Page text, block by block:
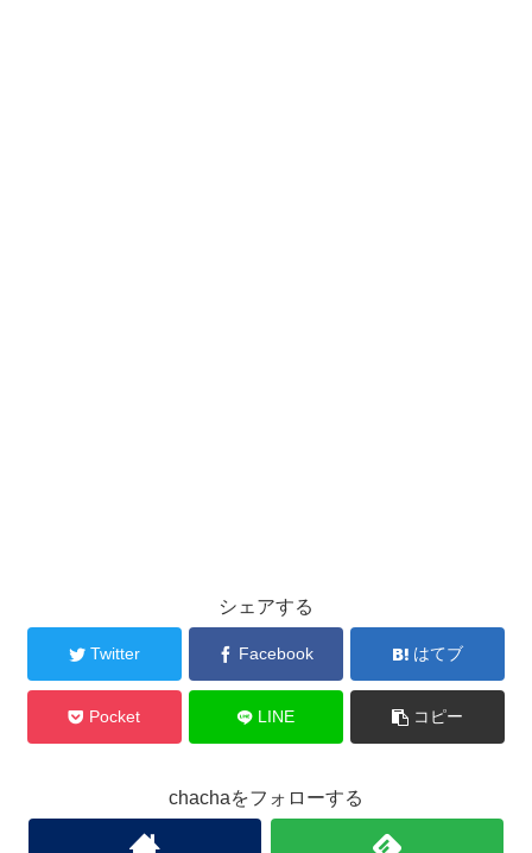
シェアする
Twitter Facebook はてブ
Pocket LINE コピー
chachaをフォローする